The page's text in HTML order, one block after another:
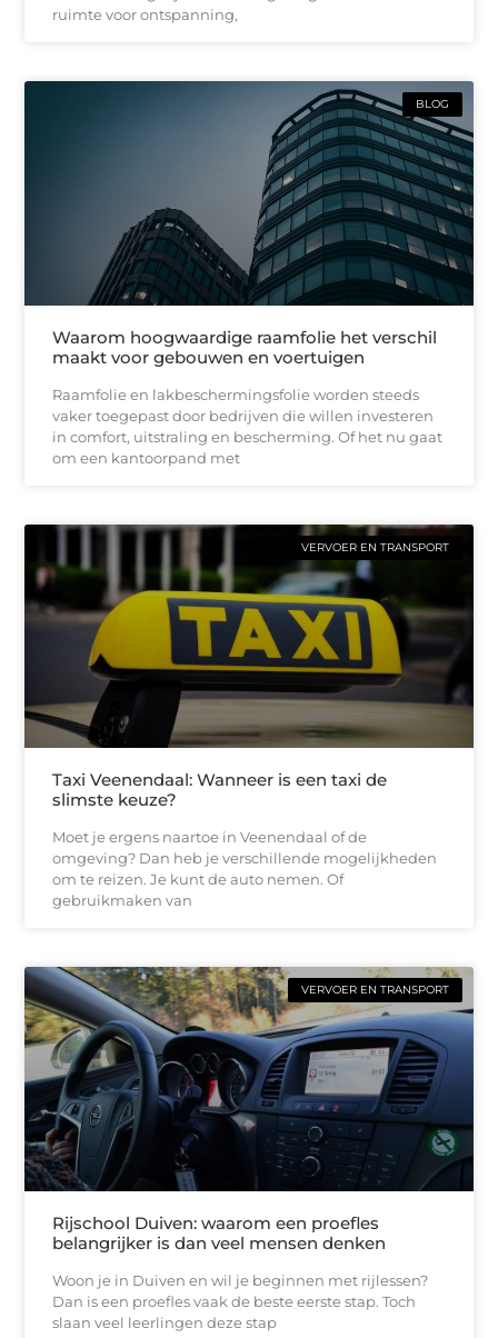
ruimte voor ontspanning,
BLOG
Waarom hoogwaardige raamfolie het verschil
maakt voor gebouwen en voertuigen
Raamfolie en lakbeschermingsfolie worden steeds
vaker toegepast door bedrijven die willen investeren
in comfort, uitstraling en bescherming. Of het nu gaat
om een kantoorpand met
VERVOER EN TRANSPORT
Taxi Veenendaal: Wanneer is een taxi de
slimste keuze?
Moet je ergens naartoe in Veenendaal of de
omgeving? Dan heb je verschillende mogelijkheden
om te reizen. Je kunt de auto nemen. Of
gebruikmaken van
VERVOER EN TRANSPORT
Rijschool Duiven: waarom een proefles
belangrijker is dan veel mensen denken
Woon je in Duiven en wil je beginnen met rijlessen?
Dan is een proefles vaak de beste eerste stap. Toch
slaan veel leerlingen deze stap